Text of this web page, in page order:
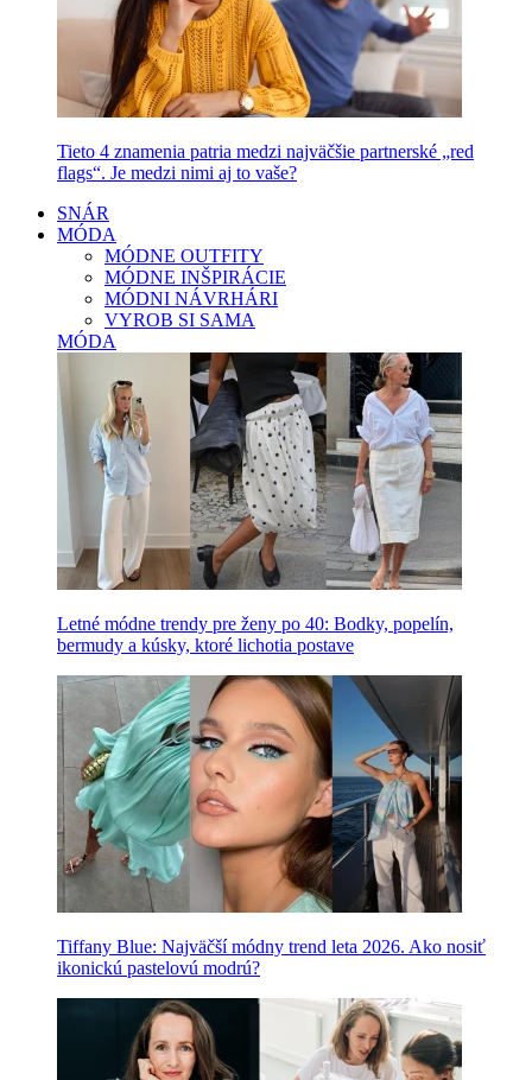
Tieto 4 znamenia patria medzi najväčšie partnerské „red
flags“. Je medzi nimi aj to vaše?
SNÁR
MÓDA
MÓDNE OUTFITY
MÓDNE INŠPIRÁCIE
MÓDNI NÁVRHÁRI
VYROB SI SAMA
MÓDA
Letné módne trendy pre ženy po 40: Bodky, popelín,
bermudy a kúsky, ktoré lichotia postave
Tiffany Blue: Najväčší módny trend leta 2026. Ako nosiť
ikonickú pastelovú modrú?